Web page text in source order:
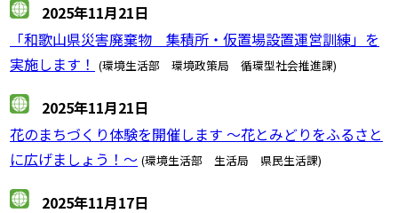
2025年11月21日
「和歌山県災害廃棄物 集積所・仮置場設置運営訓練」を
実施します！ (環境生活部 環境政策局 循環型社会推進課)
2025年11月21日
花のまちづくり体験を開催します ～花とみどりをふるさと
に広げましょう！～ (環境生活部 生活局 県民生活課)
2025年11月17日